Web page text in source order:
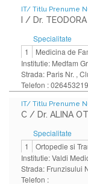
IT/ Titlu Prenume
I / Dr.
Specialitate
1
Medicina de
Institutie: Medfam
Strada: Paris Nr. ,
Telefon :
IT/ Titlu Prenume
C / Dr. ALINA
Specialitate
1
Ortopedie si
Institutie: Valdi
Strada: Frunzisului
Telefon :